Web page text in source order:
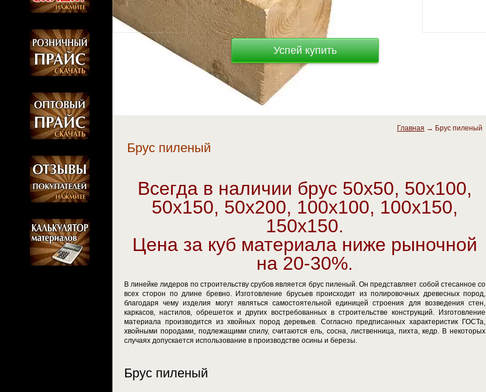
Главная → Брус пиленый
Брус пиленый
Всегда в наличии брус 50х50, 50х100,
50х150, 50х200, 100х100, 100х150,
150х150.
Цена за куб материала ниже рыночной
на 20-30%.
В линейке лидеров по строительству срубов является брус пиленый. Он представляет собой стесанное со
всех сторон по длине бревно. Изготовление брусьев происходит из полировочных древесных пород,
благодаря чему изделия могут являться самостоятельной единицей строения для возведения стен,
каркасов, настилов, обрешеток и других востребованных в строительстве конструкций. Изготовление
материала производится из хвойных пород деревьев. Согласно предписанных характеристик ГОСТа,
хвойными породами, подлежащими спилу, считаются ель, сосна, лиственница, пихта, кедр. В некоторых
случаях допускается использование в производстве осины и березы.
Брус пиленый